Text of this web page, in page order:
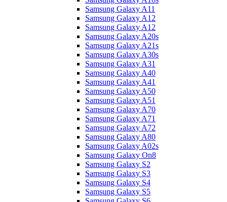
Samsung Galaxy A11
Samsung Galaxy A12
Samsung Galaxy A12
Samsung Galaxy A20s
Samsung Galaxy A21s
Samsung Galaxy A30s
Samsung Galaxy A31
Samsung Galaxy A40
Samsung Galaxy A41
Samsung Galaxy A50
Samsung Galaxy A51
Samsung Galaxy A70
Samsung Galaxy A71
Samsung Galaxy A72
Samsung Galaxy A80
Samsung Galaxy A02s
Samsung Galaxy On8
Samsung Galaxy S2
Samsung Galaxy S3
Samsung Galaxy S4
Samsung Galaxy S5